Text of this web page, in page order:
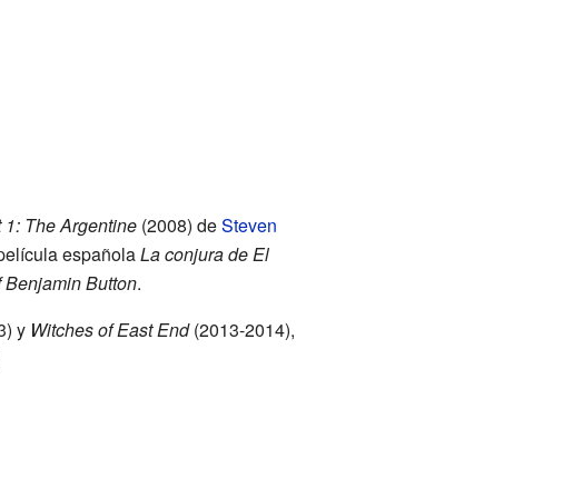
1: The Argentine(2008) deSteven
españolaLa conjura de El
Button.
y Witches of East End(2013-2014),